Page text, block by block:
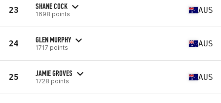
23 SHANE COCK
1698 points AUS
24 GLEN MURPHY
1717 points AUS
25 JAMIE GROVES
1728 points AUS